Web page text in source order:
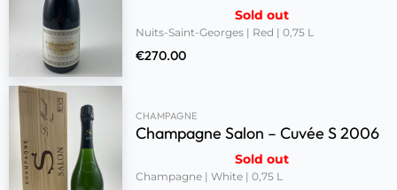
Sold out
Nuits-Saint-Georges | Red | 0,75 L
€270.00
CHAMPAGNE
Champagne Salon – Cuvée S 2006
Sold out
Champagne | White | 0,75 L